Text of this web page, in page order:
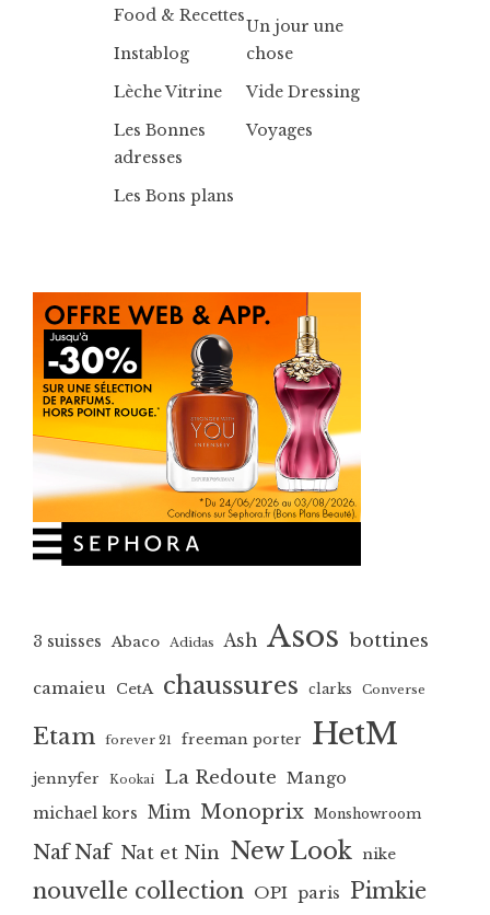
Food & Recettes
Instablog
Lèche Vitrine
Les Bonnes
adresses
Les Bons plans
Un jour une
chose
Vide Dressing
Voyages
3 suisses Abaco Adidas Ash Asos bottines
camaieu CetA chaussures clarks Converse
Etam forever 21 freeman porter HetM
jennyfer Kookai La Redoute Mango
michael kors Mim Monoprix Monshowroom
Naf Naf Nat et Nin New Look nike
nouvelle collection OPI paris Pimkie